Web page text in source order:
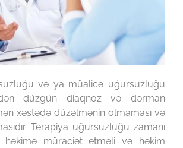
və ya müalicə uğursuzluğu
düzgün diaqnoz və dərman
xəstədə düzəlmənin olmaması və
Terapiya uğursuzluğu zamanı
həkimə müraciət etməli və həkim